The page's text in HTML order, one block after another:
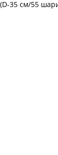
35 см/55